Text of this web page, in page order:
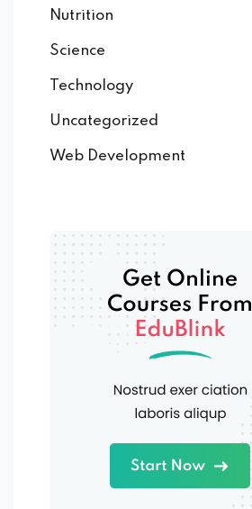
Nutrition
Science
Technology
Uncategorized
Web Development